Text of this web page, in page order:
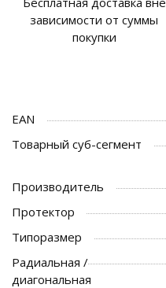
зависимости от суммы
покупки
EAN
Товарный суб-сегмент
Производитель
Протектор
Типоразмер
Радиальная /
диагональная